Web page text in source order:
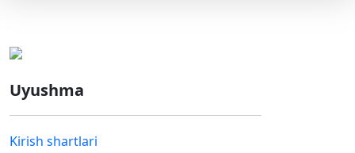
Uyushma
Kirish shartlari